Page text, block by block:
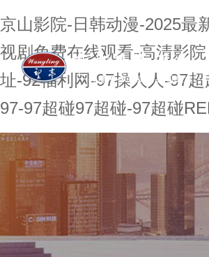
京山影院-日韩动漫-2025最
视剧免费在线观看-高清影
址-92福利网-97操人人-97
97-97超碰97超碰-97超碰